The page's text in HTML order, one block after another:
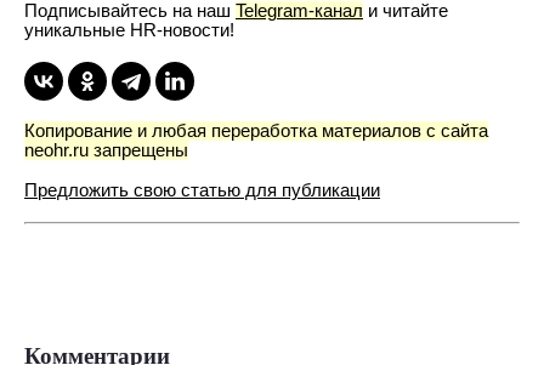
Подписывайтесь на наш Telegram-канал и читайте
уникальные HR-новости!
Копирование и любая переработка материалов с сайта
neohr.ru запрещены
Предложить свою статью для публикации
Комментарии